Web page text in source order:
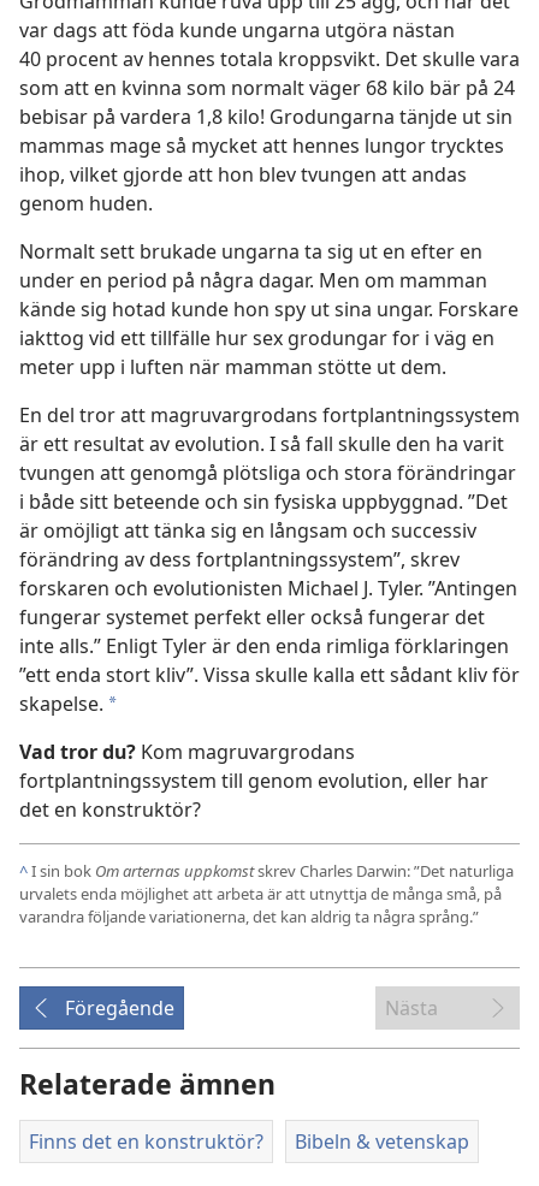
var dags att föda kunde ungarna utgöra nästan
40 procent av hennes totala kroppsvikt. Det skulle vara
som att en kvinna som normalt väger 68 kilo bär på 24
bebisar på vardera 1,8 kilo! Grodungarna tänjde ut sin
mammas mage så mycket att hennes lungor trycktes
ihop, vilket gjorde att hon blev tvungen att andas
genom huden.
Normalt sett brukade ungarna ta sig ut en efter en
under en period på några dagar. Men om mamman
kände sig hotad kunde hon spy ut sina ungar. Forskare
iakttog vid ett tillfälle hur sex grodungar for i väg en
meter upp i luften när mamman stötte ut dem.
En del tror att magruvargrodans fortplantningssystem
är ett resultat av evolution. I så fall skulle den ha varit
tvungen att genomgå plötsliga och stora förändringar
i både sitt beteende och sin fysiska uppbyggnad. ”Det
är omöjligt att tänka sig en långsam och successiv
förändring av dess fortplantningssystem”, skrev
forskaren och evolutionisten Michael J. Tyler. ”Antingen
fungerar systemet perfekt eller också fungerar det
inte alls.” Enligt Tyler är den enda rimliga förklaringen
”ett enda stort kliv”. Vissa skulle kalla ett sådant kliv för
skapelse. *
Vad tror du? Kom magruvargrodans
fortplantningssystem till genom evolution, eller har
det en konstruktör?
^I sin bok Om arternas uppkomstskrev Charles Darwin: ”Det naturliga
urvalets enda möjlighet att arbeta är att utnyttja de många små, på
varandra följande variationerna, det kan aldrig ta några språng.”
Föregående Nästa
Relaterade ämnen
Finns det en konstruktör? Bibeln & vetenskap